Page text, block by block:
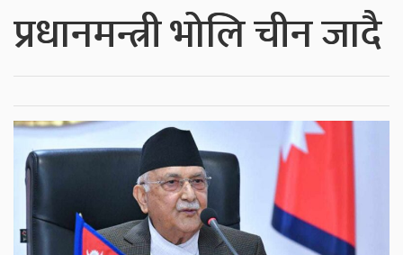
प्रधानमन्त्री भोलि चीन जादै